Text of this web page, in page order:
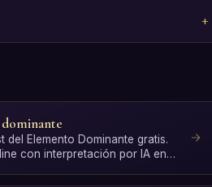
del Elemento Dominante gratis.
con interpretación por IA en